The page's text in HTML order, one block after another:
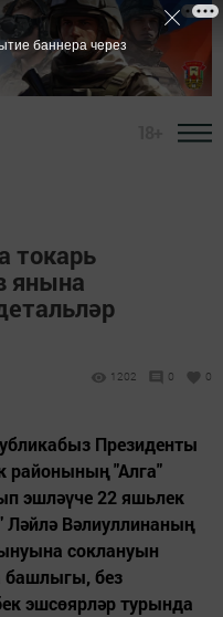
токарь
янына
1202 0 0
Президенты
районының "Алга"
эшләүче 22 яшьлек
Ләйлә Вәлиуллинаның
соклануын
башлыгы, без
эшсөярләр турында
баннера через